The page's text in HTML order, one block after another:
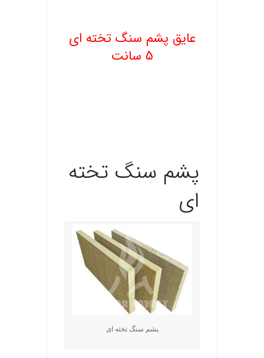
عایق پشم سنگ تخته ای
5 سانت
پشم سنگ تخته
ای
پشم سنگ تخته ای